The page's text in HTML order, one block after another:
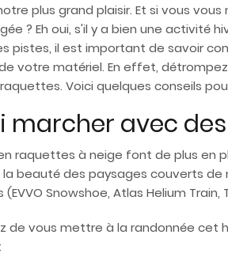
plus grand plaisir. Et si vous
? Eh oui, s'il y a bien une activité
pistes, il est important de savoir
votre matériel. En effet,
Voici quelques conseils
marcher avec
raquettes à neige font de plus en
beauté des paysages couverts de
Snowshoe, Atlas Helium
de vous mettre à la randonnée